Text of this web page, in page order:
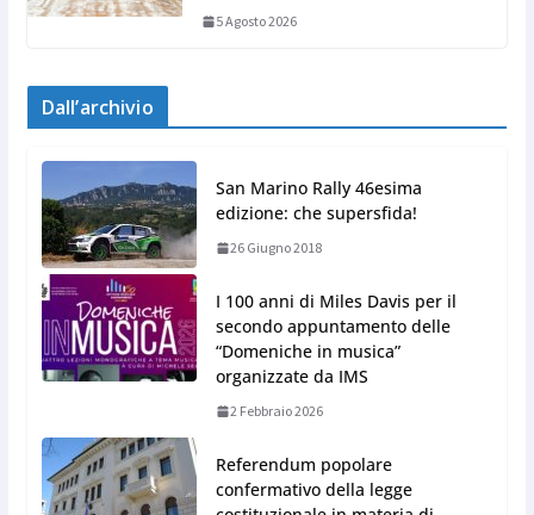
5 Agosto 2026
Dall’archivio
San Marino Rally 46esima
edizione: che supersfida!
26 Giugno 2018
I 100 anni di Miles Davis per il
secondo appuntamento delle
“Domeniche in musica”
organizzate da IMS
2 Febbraio 2026
Referendum popolare
confermativo della legge